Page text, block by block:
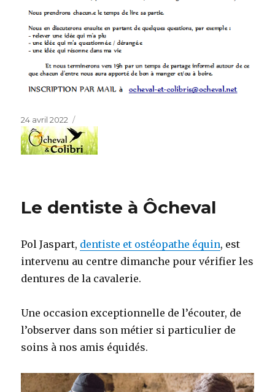
Publié
le
24 avril 2022
Le dentiste à Ôcheval
Pol Jaspart, dentiste et ostéopathe équin, est
intervenu au centre dimanche pour vérifier les
dentures de la cavalerie.
Une occasion exceptionnelle de l’écouter, de
l’observer dans son métier si particulier de
soins à nos amis équidés.